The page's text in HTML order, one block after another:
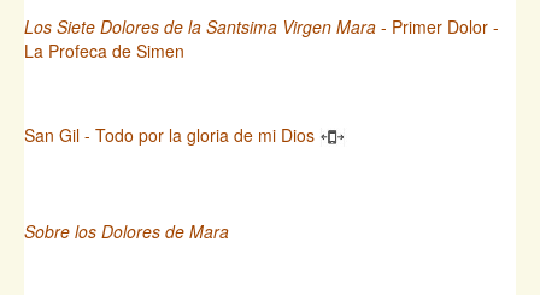
Los Siete Dolores de la Santsima Virgen Mara - Primer Dolor -
La Profeca de Simen
San Gil - Todo por la gloria de mi Dios
Sobre los Dolores de Mara